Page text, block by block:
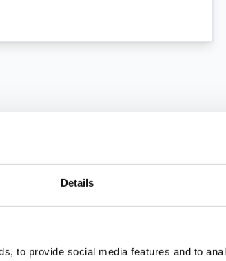
Details
to provide social media features and to